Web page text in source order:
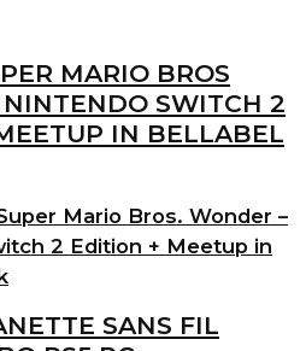
Mario Bros. Wonder –
2 Edition + Meetup in